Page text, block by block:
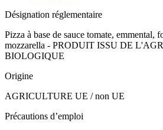
Désignation réglementaire
Pizza à base de sauce tomate, emmental,
mozzarella - PRODUIT ISSU DE
BIOLOGIQUE
Origine
AGRICULTURE UE / non UE
Précautions d’emploi